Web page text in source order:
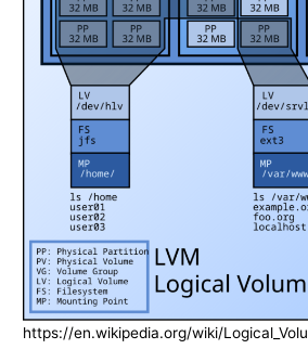
https://en.wikipedia.org/wiki/